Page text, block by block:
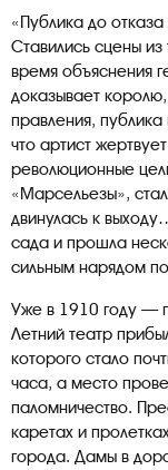
«Публика до
Ставились сцены
время объяснения
доказывает
правления,
что артист
революционные
«Марсельезы»,
двинулась к
сада и прошла
сильным нарядом
Уже в 1910 году —
Летний театр
которого стало
часа, а место
паломничество.
каретах и
города. Дамы в